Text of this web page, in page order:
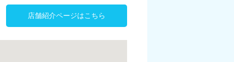
店舗紹介ページはこちら